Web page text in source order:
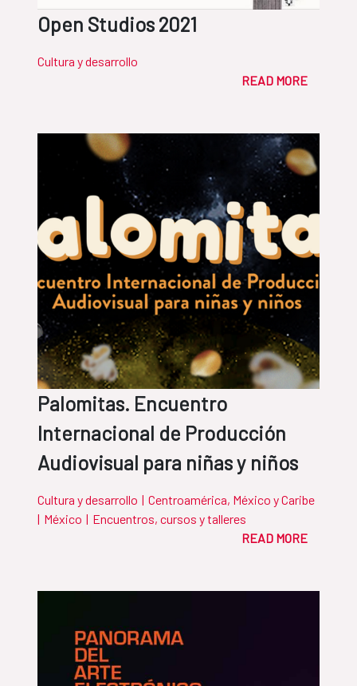
Open Studios 2021
Cultura y desarrollo
READ MORE
Palomitas. Encuentro
Internacional de Producción
Audiovisual para niñas y niños
Cultura y desarrollo | Centroamérica, México y Caribe
| México | Encuentros, cursos y talleres
READ MORE